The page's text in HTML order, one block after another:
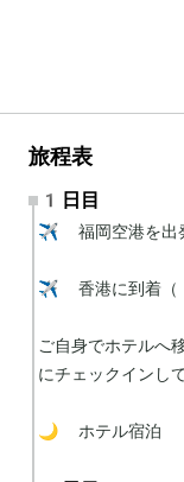
旅程表
1日目
✈️ 福岡空港を
✈️ 香港に到
ご自身でホテルへ
にチェックインし
🌙 ホテル宿泊